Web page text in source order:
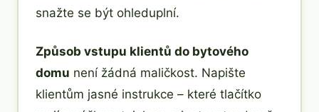
snažte se být ohleduplní.
Způsob vstupu klientů do bytového
domu není žádná maličkost. Napište
klientům jasné instrukce – které tlačítko